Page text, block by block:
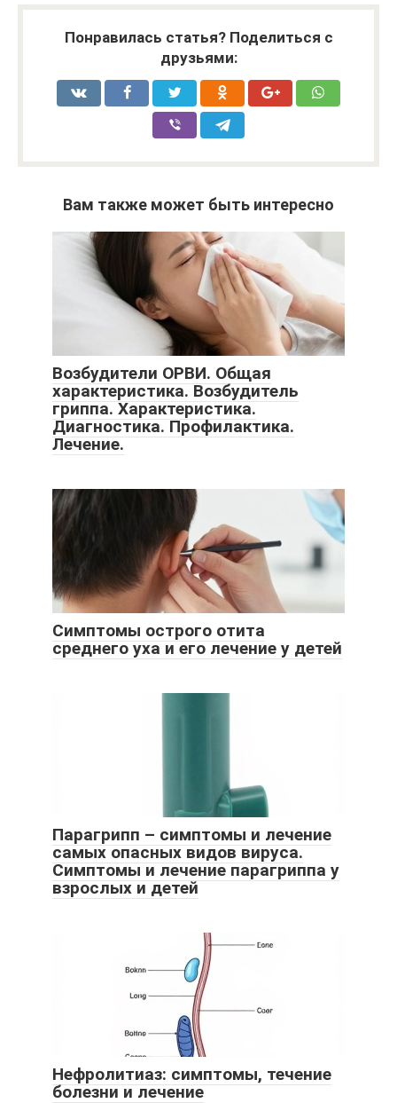
Понравилась статья? Поделиться с
друзьями:
Вам также может быть интересно
Возбудители ОРВИ. Общая
характеристика. Возбудитель
гриппа. Характеристика.
Диагностика. Профилактика.
Лечение.
Симптомы острого отита
среднего уха и его лечение у детей
Парагрипп – симптомы и лечение
самых опасных видов вируса.
Симптомы и лечение парагриппа у
взрослых и детей
Нефролитиаз: симптомы, течение
болезни и лечение